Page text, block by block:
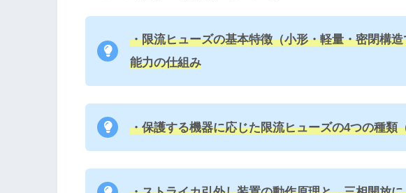
・限流ヒューズの基本特徴（小形・軽量・密閉構
能力の仕組み
・保護する機器に応じた限流ヒューズの4つの種類